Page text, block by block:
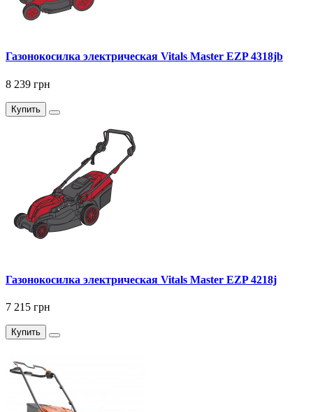
Газонокосилка электрическая Vitals Master EZP 4318jb
8 239 грн
Купить
Газонокосилка электрическая Vitals Master EZP 4218j
7 215 грн
Купить